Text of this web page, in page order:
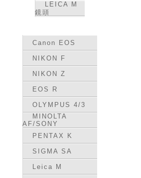
LEICA M
鏡頭
Canon EOS
NIKON F
NIKON Z
EOS R
OLYMPUS 4/3
MINOLTA
AF/SONY
PENTAX K
SIGMA SA
Leica M